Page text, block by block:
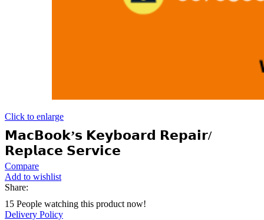
Click to enlarge
𝗠𝗮𝗰𝗕𝗼𝗼𝗸’𝘀 𝗞𝗲𝘆𝗯𝗼𝗮𝗿𝗱 𝗥𝗲𝗽𝗮𝗶𝗿/
𝗥𝗲𝗽𝗹𝗮𝗰𝗲 𝗦𝗲𝗿𝘃𝗶𝗰𝗲
Compare
Add to wishlist
Share:
15 People watching this product now!
Delivery Policy